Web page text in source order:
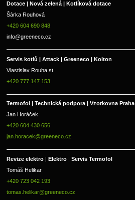
Dotace | Nová zelená | Kotlíková dotace
Šárka Rouhová
+420 604 690 848
info@greeneco.cz
Servis kotlů | Attack | Greeneco | Kolton
Vlastislav Rouha st.
+420 777 147 153
Termofol | Technická podpora | Vzorkovna Praha
Jan Horáček
+420 604 430 656
jan.horacek@greeneco.cz
Revize elektro | Elektro | Servis Termofol
Tomáš Helikar
+420 723 042 193
tomas.helikar@greeneco.cz